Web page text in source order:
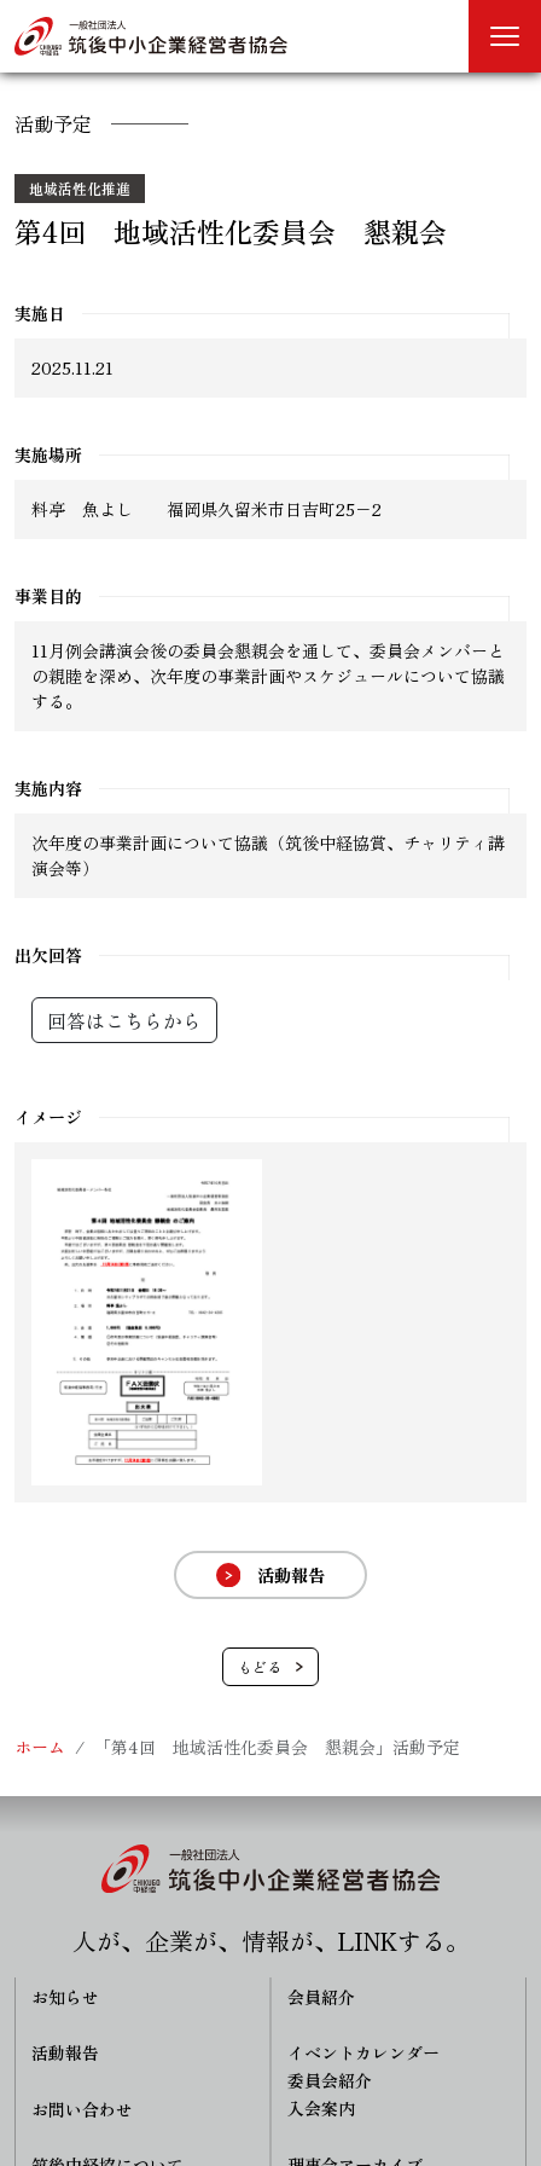
活動予定
地域活性化推進
第4回 地域活性化委員会 懇親会
実施日
2025.11.21
実施場所
料亭 魚よし 福岡県久留米市日吉町25−2
事業目的
11月例会講演会後の委員会懇親会を通して、委員会メンバーと
の親睦を深め、次年度の事業計画やスケジュールについて協議
する。
実施内容
次年度の事業計画について協議（筑後中経協賞、チャリティ講
演会等）
出欠回答
回答はこちらから
イメージ
活動報告
ホーム 「第4回 地域活性化委員会 懇親会」活動予定
人が、企業が、情報が、LINKする。
お知らせ
活動報告
お問い合わせ
会員紹介
イベントカレンダー
委員会紹介
入会案内